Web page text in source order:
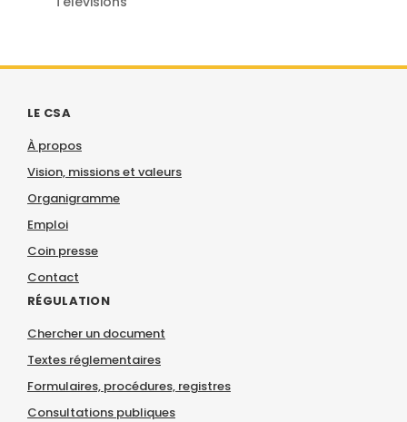
LE CSA
À propos
Vision, missions et valeurs
Organigramme
Emploi
Coin presse
Contact
RÉGULATION
Chercher un document
Textes réglementaires
Formulaires, procédures, registres
Consultations publiques